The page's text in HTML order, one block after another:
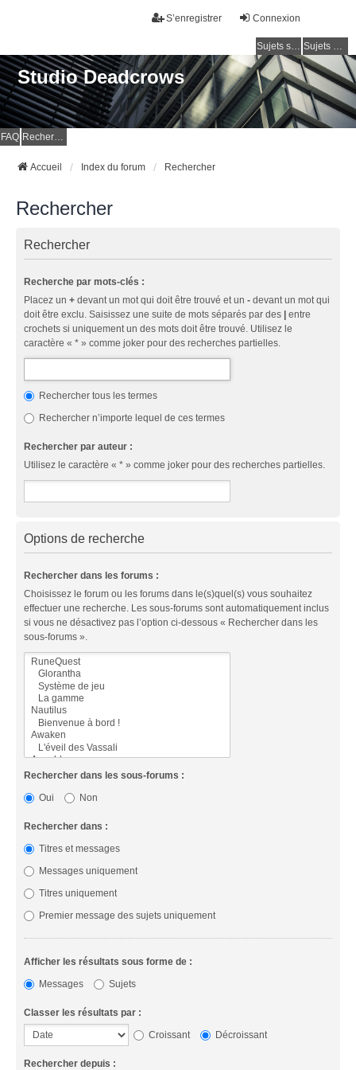
Connexion
S’enregistrer
Sujets sans réponse Sujets actifs
Studio Deadcrows
FAQ Rechercher
Accueil Index du forum Rechercher
Rechercher
Rechercher
Recherche par mots-clés :
Placez un + devant un mot qui doit être trouvé et un - devant un mot qui
doit être exclu. Saisissez une suite de mots séparés par des | entre
crochets si uniquement un des mots doit être trouvé. Utilisez le
caractère « * » comme joker pour des recherches partielles.
Rechercher tous les termes
Rechercher n’importe lequel de ces termes
Rechercher par auteur :
Utilisez le caractère « * » comme joker pour des recherches partielles.
Options de recherche
Rechercher dans les forums :
Choisissez le forum ou les forums dans le(s)quel(s) vous souhaitez
effectuer une recherche. Les sous-forums sont automatiquement inclus
si vous ne désactivez pas l’option ci-dessous « Rechercher dans les
sous-forums ».
Rechercher dans les sous-forums :
Oui
Non
Rechercher dans :
Titres et messages
Messages uniquement
Titres uniquement
Premier message des sujets uniquement
Afficher les résultats sous forme de :
Messages
Sujets
Classer les résultats par :
Croissant
Décroissant
Rechercher depuis :